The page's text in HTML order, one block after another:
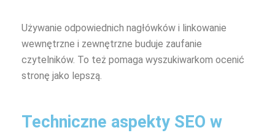
Używanie odpowiednich nagłówków i linkowanie
wewnętrzne i zewnętrzne buduje zaufanie
czytelników. To też pomaga wyszukiwarkom ocenić
stronę jako lepszą.
Techniczne aspekty SEO w